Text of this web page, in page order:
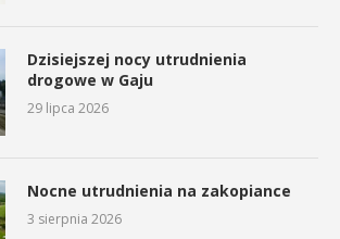
Dzisiejszej nocy utrudnienia
drogowe w Gaju
29 lipca 2026
Nocne utrudnienia na zakopiance
3 sierpnia 2026